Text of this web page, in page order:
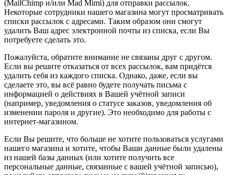
(MailChimp и/или Mad Mimi) для отправки рассылок.
Некоторые сотрудники нашего магазина могут просматривать
списки рассылок с адресами. Таким образом они смогут
удалить Ваш адрес электронной почты из списка, если Вы
потребуете сделать это.
Пожалуйста, обратите внимание не связаны друг с другом.
Если вы решите отказаться от всех рассылок, вам придётся
удалить себя из каждого списка. Однако, даже, если вы
сделаете это, вы всё равно будете получать письма с
информацией о действиях в Вашей учётной записи
(например, уведомления о статусе заказов, уведомления об
изменении пароля и другие). Это необходимо для работы с
интернет-магазином.
Если Вы решите, что больше не хотите пользоваться услугами
нашего магазина и хотите, чтобы Ваши данные были удалены
из нашей базы данных (или хотите получить все
персональные данные, связанные с вашей учётной записью),